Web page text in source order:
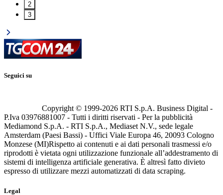
2
3
Seguici su
Copyright © 1999-2026 RTI S.p.A. Business Digital -
P.Iva 03976881007 - Tutti i diritti riservati - Per la pubblicità
Mediamond S.p.A. - RTI S.p.A., Mediaset N.V., sede legale
Amsterdam (Paesi Bassi) - Uffici Viale Europa 46, 20093 Cologno
Monzese (MI)Rispetto ai contenuti e ai dati personali trasmessi e/o
riprodotti è vietata ogni utilizzazione funzionale all’addestramento di
sistemi di intelligenza artificiale generativa. È altresì fatto divieto
espresso di utilizzare mezzi automatizzati di data scraping.
Legal